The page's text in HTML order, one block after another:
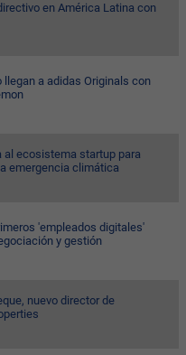
en América Latina con
a adidas Originals con
al ecosistema startup para
emergencia climática
'empleados digitales'
y gestión
nuevo director de